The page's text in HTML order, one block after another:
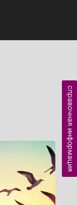
справочная информация